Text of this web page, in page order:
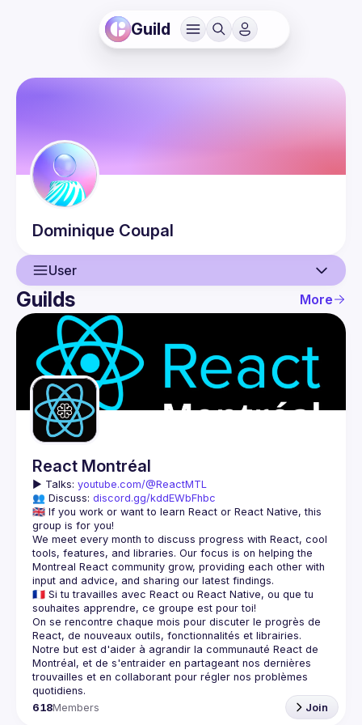
Guild
Dominique Coupal
User
User
Guilds
Guilds More
React Montréal
▶️ Talks: youtube.com/@ReactMTL
👥 Discuss: discord.gg/kddEWbFhbc
🇬🇧 If you work or want to learn React or React Native, this
We meet every month to discuss progress with React, cool
tools, features, and libraries. Our focus is on helping the
Montreal React community grow, providing each other with
🇫🇷 Si tu travailles avec React ou React Native, ou que tu
On se rencontre chaque mois pour discuter le progrès de
React, de nouveaux outils, fonctionnalités et librairies.
Notre but est d'aider à agrandir la communauté React de
Montréal, et de s'entraider en partageant nos dernières
trouvailles et en collaborant pour régler nos problèmes
618Members Join